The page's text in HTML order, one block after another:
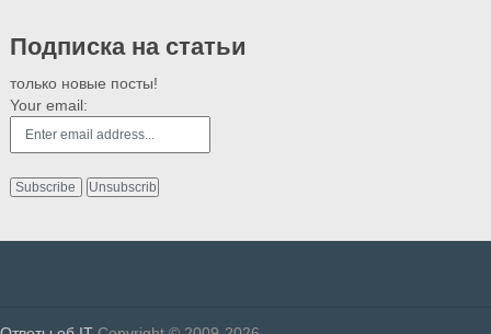
Подписка на статьи
только новые посты!
Your email: